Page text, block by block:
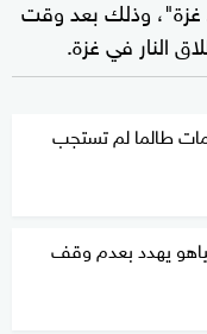
وذلك بعد وقت
النار في غزة.
طالما لم تستجب
يهدد بعدم وقف